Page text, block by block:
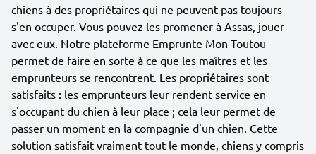
chiens à des propriétaires qui ne peuvent pas toujours
s'en occuper. Vous pouvez les promener à Assas, jouer
avec eux. Notre plateforme Emprunte Mon Toutou
permet de faire en sorte à ce que les maîtres et les
emprunteurs se rencontrent. Les propriétaires sont
satisfaits : les emprunteurs leur rendent service en
s'occupant du chien à leur place ; cela leur permet de
passer un moment en la compagnie d'un chien. Cette
solution satisfait vraiment tout le monde, chiens y compris